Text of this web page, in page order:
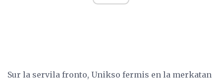
Sur la servila fronto, Unikso fermis en la merkatan